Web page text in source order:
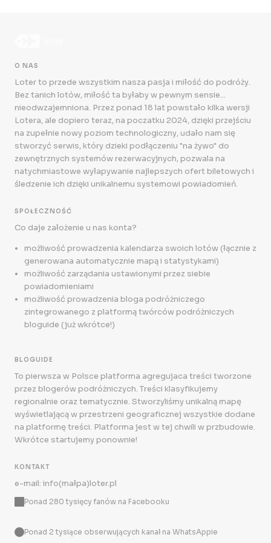
O NAS
Loter to przede wszystkim nasza pasja i miłość do podróży.
Bez tanich lotów, miłość ta byłaby w pewnym sensie...
nieodwzajemniona. Przez ponad 18 lat powstało kilka wersji
Lotera, ale dopiero teraz, na poczatku 2024, dzięki przejściu
na zupełnie nowy poziom technologiczny, udało nam się
stworzyć serwis, który dzieki podłączeniu "na żywo" do
zewnętrznych systemów rezerwacyjnych, pozwala na
natychmiastowe wyłapywanie najlepszych ofert biletowych i
śledzenie ich dzięki unikalnemu systemowi powiadomień.
SPOŁECZNOŚĆ
Co daje założenie u nas konta?
możliwość prowadzenia kalendarza swoich lotów (łącznie z
generowana automatycznie mapą i statystykami)
możliwość zarządania ustawionymi przez siebie
powiadomieniami
możliwość prowadzenia bloga podróżniczego
zintegrowanego z platformą twórców podróżniczych
bloguide (już wkrótce!)
BLOGUIDE
To pierwsza w Polsce platforma agregujaca treści tworzone
przez blogerów podróżniczych. Treści klasyfikujemy
regionalnie oraz tematycznie. Stworzyliśmy unikalną mapę
wyświetlającą w przestrzeni geograficznej wszystkie dodane
na platformę treści. Platforma jest w tej chwili w przbudowie.
Wkrótce startujemy ponownie!
KONTAKT
e-mail: info(małpa)loter.pl
Ponad 280 tysięcy fanów na Facebooku
Ponad 2 tysiące obserwujących kanał na WhatsAppie